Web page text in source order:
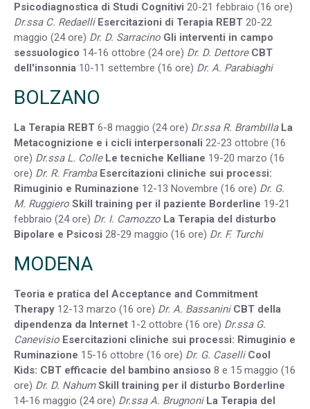
Psicodiagnostica di Studi Cognitivi 20-21 febbraio (16 ore)
Dr.ssa C. Redaelli Esercitazioni di Terapia REBT 20-22
maggio (24 ore) Dr. D. Sarracino Gli interventi in campo
sessuologico 14-16 ottobre (24 ore) Dr. D. Dettore CBT
dell'insonnia 10-11 settembre (16 ore) Dr. A. Parabiaghi
BOLZANO
La Terapia REBT 6-8 maggio (24 ore) Dr.ssa R. Brambilla La
Metacognizione e i cicli interpersonali 22-23 ottobre (16
ore) Dr.ssa L. Colle Le tecniche Kelliane 19-20 marzo (16
ore) Dr. R. Framba Esercitazioni cliniche sui processi:
Rimuginio e Ruminazione 12-13 Novembre (16 ore) Dr. G.
M. Ruggiero Skill training per il paziente Borderline 19-21
febbraio (24 ore) Dr. I. Camozzo La Terapia del disturbo
Bipolare e Psicosi 28-29 maggio (16 ore) Dr. F. Turchi
MODENA
Teoria e pratica del Acceptance and Commitment
Therapy 12-13 marzo (16 ore) Dr. A. Bassanini CBT della
dipendenza da Internet 1-2 ottobre (16 ore) Dr.ssa G.
Canevisio Esercitazioni cliniche sui processi: Rimuginio e
Ruminazione 15-16 ottobre (16 ore) Dr. G. Caselli Cool
Kids: CBT efficacie del bambino ansioso 8 e 15 maggio (16
ore) Dr. D. Nahum Skill training per il disturbo Borderline
14-16 maggio (24 ore) Dr.ssa A. Brugnoni La Terapia del